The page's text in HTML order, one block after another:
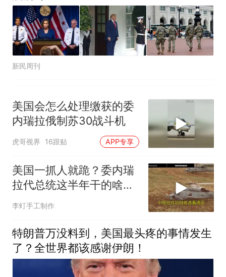
新民周刊
美国会怎么处理缴获的委
内瑞拉俄制苏30战斗机
虎哥视界 16跟贴 APP专享
美国一抓人就跪？委内瑞
拉代总统这半年干的啥
事，伊朗都看不下去
李虰手工制作
特朗普万没料到，美国最头疼的事情发生
了？全世界都该感谢伊朗！